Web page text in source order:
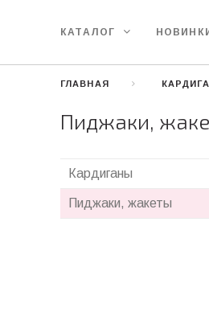
КАТАЛОГ
ГЛАВНАЯ
Пиджаки,
Кардиганы
Пиджаки, жакеты